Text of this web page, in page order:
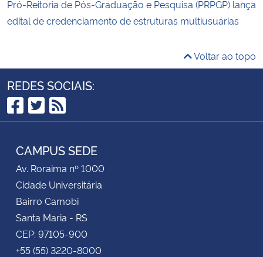
Pró-Reitoria de Pós-Graduação e Pesquisa (PRPGP) lança
edital de credenciamento de estruturas multiusuárias
Voltar ao topo
REDES SOCIAIS:
Facebook
Twitter
RSS
CAMPUS SEDE
Av. Roraima nº 1000
Cidade Universitária
Bairro Camobi
Santa Maria - RS
CEP: 97105-900
+55 (55) 3220-8000